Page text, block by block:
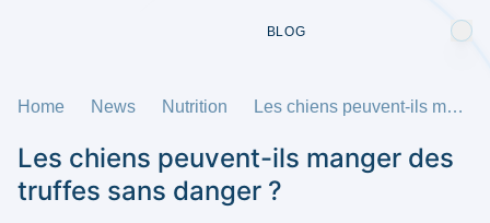
BLOG
Home News Nutrition Les chiens peuvent-ils manger des truffes sans danger ?
Les chiens peuvent-ils manger des
truffes sans danger ?